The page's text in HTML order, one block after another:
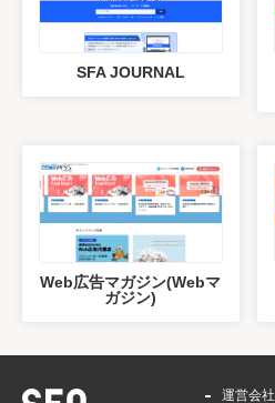
SFA JOURNAL
Web広告マガジン(Webマ
ガジン)
運営会社